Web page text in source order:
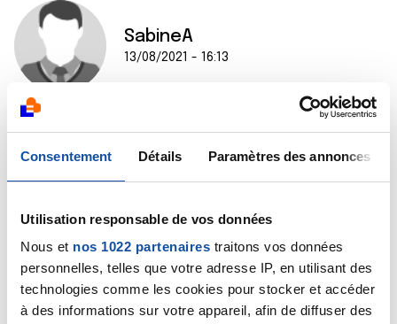
Consentement Détails Paramètres des annonces
Utilisation responsable de vos données
Nous et nos 1022 partenaires traitons vos données
personnelles, telles que votre adresse IP, en utilisant des
technologies comme les cookies pour stocker et accéder
à des informations sur votre appareil, afin de diffuser des
SabineA
13/08/2021 - 16:13
Merci à tous les deux, Roxane et Rob. Je vous lis
toujours avec beaucoup d'intérêt et j'éprouve le plus
Je vous souhaite le meilleur,
Citer